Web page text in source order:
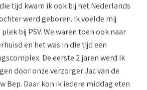
tijd kwam ik ook bij het Nederlands
werd geboren. Ik voelde mij
bij PSV. We waren toen ook naar
en het was in die tijd een
De eerste 2 jaren werd ik
door onze verzorger Jac van de
Bep. Daar kon ik iedere middag eten